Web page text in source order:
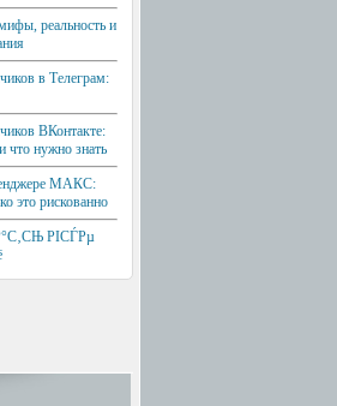
реальность и
в Телеграм:
ВКонтакте:
что нужно знать
МАКС:
это рискованно
РІСЃРµ